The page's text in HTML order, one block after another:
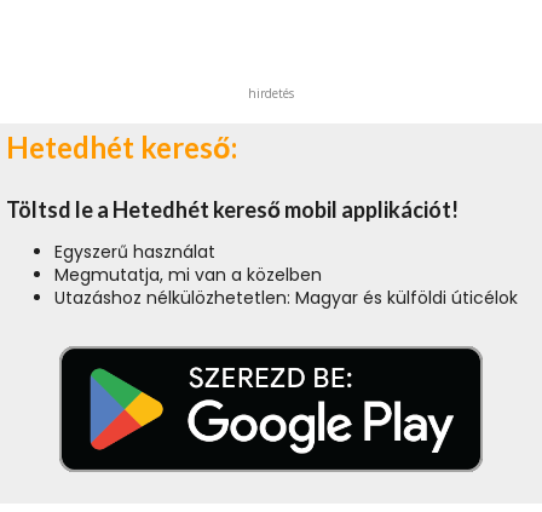
hirdetés
Hetedhét kereső:
Töltsd le a Hetedhét kereső mobil applikációt!
Egyszerű használat
Megmutatja, mi van a közelben
Utazáshoz nélkülözhetetlen: Magyar és külföldi úticélok